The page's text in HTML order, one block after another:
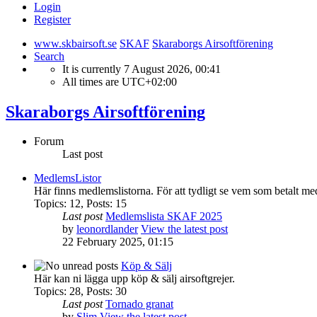
Login
Register
www.skbairsoft.se SKAF Skaraborgs Airsoftförening
Search
It is currently 7 August 2026, 00:41
All times are UTC+02:00
Skaraborgs Airsoftförening
Forum
Last post
MedlemsListor
Här finns medlemslistorna. För att tydligt se vem som betalt
Topics: 12, Posts: 15
Last post Medlemslista SKAF 2025
by leonordlander View the latest post
22 February 2025, 01:15
Köp & Sälj
Här kan ni lägga upp köp & sälj airsoftgrejer.
Topics: 28, Posts: 30
Last post Tornado granat